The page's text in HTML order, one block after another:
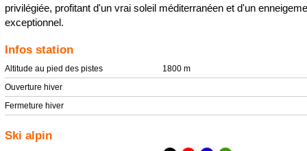
privilégiée, profitant d'un vrai soleil méditerranéen et d'un
exceptionnel.
Infos station
Altitude au pied des pistes
1800 m
Ouverture hiver
Fermeture hiver
Ski alpin